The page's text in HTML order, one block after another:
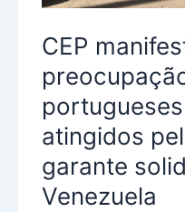
CEP
atingidos
garante
Venezuela
sismos
e
garante
solidariedade
à
Venezuela